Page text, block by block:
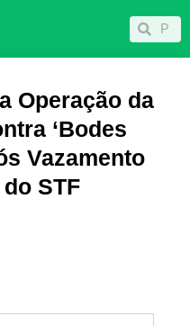
Pesquisar
Operação da
‘Bodes
Vazamento
STF